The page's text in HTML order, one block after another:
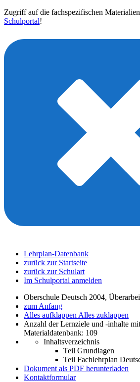
Zugriff auf die fachspezifischen
Schulportal!
Lehrplan-Datenbank
zurück zur Startseite
zurück zur Schulart
Im Schulportal anmelden
Oberschule Deutsch 2004,
zum Anfang
Alles aufklappen Alles zuklappen
Anzahl der Lernziele und -inhalte
Materialdatenbank: 109
Inhaltsverzeichnis
Teil Grundlagen
Teil Fachlehrplan
Dokument als PDF herunterladen
Kontaktformular